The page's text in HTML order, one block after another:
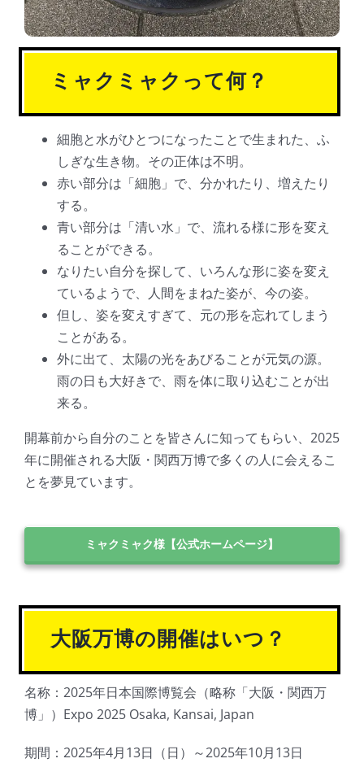
ミャクミャクって何？
細胞と水がひとつになったことで生まれた、ふ
しぎな生き物。その正体は不明。
赤い部分は「細胞」で、分かれたり、増えたり
する。
青い部分は「清い水」で、流れる様に形を変え
ることができる。
なりたい自分を探して、いろんな形に姿を変え
ているようで、人間をまねた姿が、今の姿。
但し、姿を変えすぎて、元の形を忘れてしまう
ことがある。
外に出て、太陽の光をあびることが元気の源。
雨の日も大好きで、雨を体に取り込むことが出
来る。
開幕前から自分のことを皆さんに知ってもらい、2025
年に開催される大阪・関西万博で多くの人に会えるこ
とを夢見ています。
ミャクミャク様【公式ホームページ】
大阪万博の開催はいつ？
名称：2025年日本国際博覧会（略称「大阪・関西万
博」） Expo 2025 Osaka, Kansai, Japan
期間：2025年4月13日（日）～2025年10月13日